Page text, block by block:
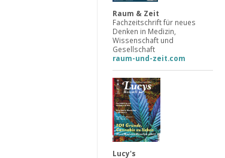
Raum & Zeit
Fachzeitschrift für neues
Denken in Medizin,
Wissenschaft und
Gesellschaft
raum-und-zeit.com
Lucy's